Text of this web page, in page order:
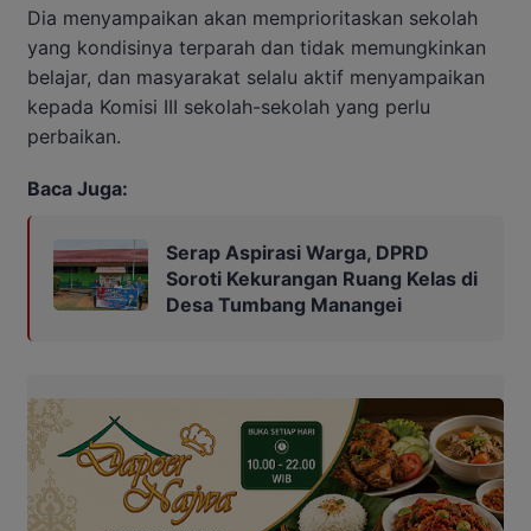
Dia menyampaikan akan memprioritaskan sekolah
yang kondisinya terparah dan tidak memungkinkan
belajar, dan masyarakat selalu aktif menyampaikan
kepada Komisi III sekolah-sekolah yang perlu
perbaikan.
Baca Juga:
Serap Aspirasi Warga, DPRD
Soroti Kekurangan Ruang Kelas di
Desa Tumbang Manangei